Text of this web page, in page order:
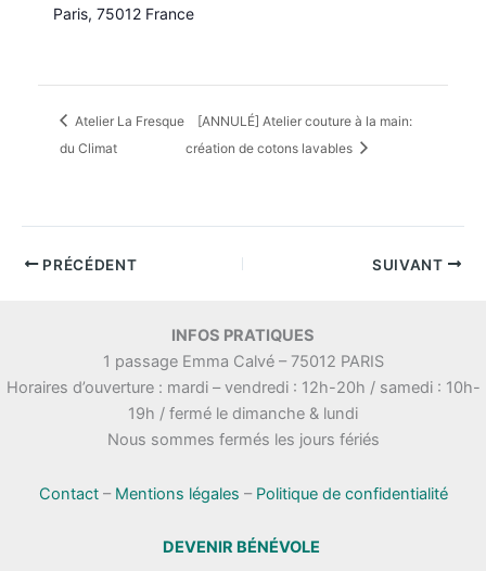
Paris, 75012 France
Atelier La Fresque
du Climat
[ANNULÉ] Atelier couture à la main:
création de cotons lavables
PRÉCÉDENT SUIVANT
INFOS PRATIQUES
1 passage Emma Calvé – 75012 PARIS
Horaires d’ouverture : mardi – vendredi : 12h-20h / samedi : 10h-
19h / fermé le dimanche & lundi
Nous sommes fermés les jours fériés
Contact– Mentions légales – Politique de confidentialité
DEVENIR BÉNÉVOLE